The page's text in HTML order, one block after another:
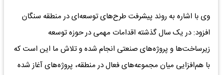
وی با اشاره به روند پیشرفت طرح‌های توسعه‌ای در منطقه سنگان
افزود: در یک سال گذشته اقدامات مهمی در حوزه توسعه
زیرساخت‌ها و پروژه‌های صنعتی انجام شده و تلاش ما این است که
با هم‌افزایی میان مجموعه‌های فعال در منطقه، پروژه‌های آغاز شده